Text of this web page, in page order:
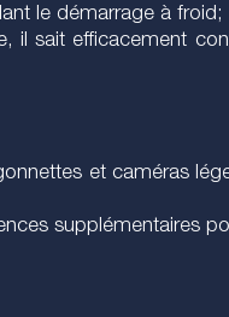
le démarrage à froid;
il sait efficacement
et caméras
supplémentaires